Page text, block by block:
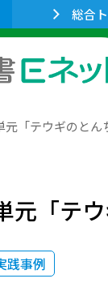
総合
元「テウギのと
元「テ
践事例